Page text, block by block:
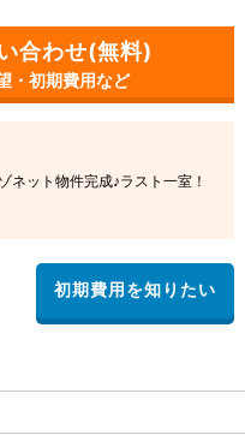
・初期費用など
ネット物件完成♪ラスト一室！